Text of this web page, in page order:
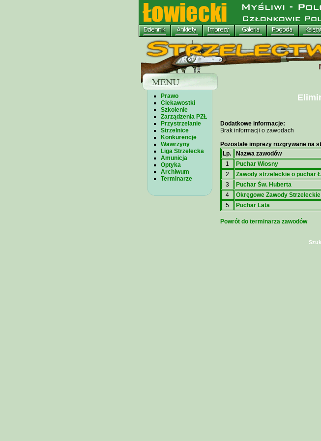
Prawo
Ciekawostki
Szkolenie
Zarządzenia PZŁ
Przystrzelanie
Strzelnice
Konkurencje
Wawrzyny
Liga Strzelecka
Amunicja
Optyka
Archiwum
Terminarze
Dodatkowe informacje:
Brak informacji o zawodach
Pozostałe imprezy rozgrywane na
Lp.
Nazwa zawodów
1
Puchar Wiosny
2
Zawody strzeleckie o puchar
3
Puchar Św. Huberta
4
Okręgowe Zawody Strzeleckie
5
Puchar Lata
Powrót do terminarza zawodów